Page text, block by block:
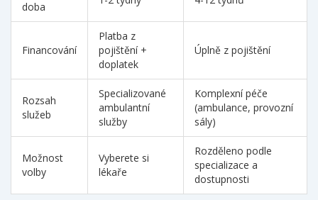
doba
Financování
Platba z
pojištění +
doplatek
Úplně z pojištění
Rozsah
služeb
Specializované
ambulantní
služby
Komplexní péče
(ambulance, provozní
sály)
Možnost
volby
Vyberete si
lékaře
Rozděleno podle
specializace a
dostupnosti